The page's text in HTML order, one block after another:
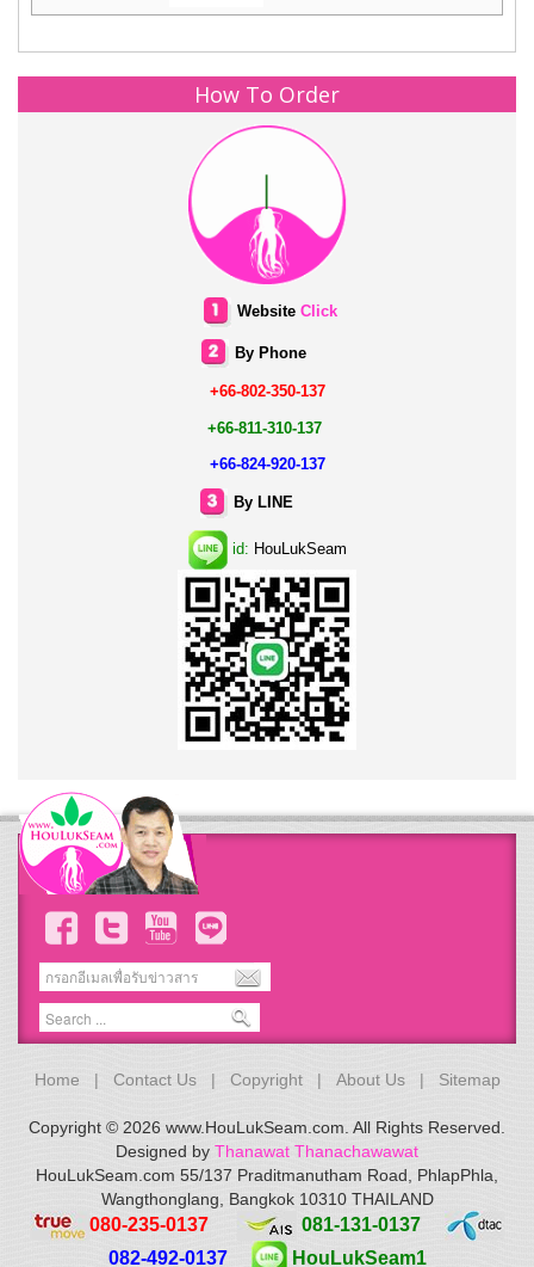
How To Order
Website Click
By Phone
+66-802-350-137
+66-811-310-137
+66-824-920-137
By LINE
id: HouLukSeam
Home Contact Us Copyright About Us Sitemap
Copyright © 2026 www.HouLukSeam.com. All Rights Reserved.
Designed by Thanawat Thanachawawat
HouLukSeam.com 55/137 Praditmanutham Road, PhlapPhla,
Wangthonglang, Bangkok 10310 THAILAND
080-235-0137
081-131-0137
082-492-0137
HouLukSeam1